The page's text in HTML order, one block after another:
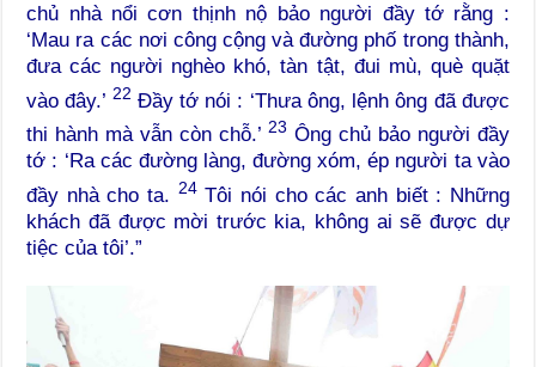
chủ nhà nổi cơn thịnh nộ bảo người đầy tớ rằng :
‘Mau ra các nơi công cộng và đường phố trong thành,
đưa các người nghèo khó, tàn tật, đui mù, què quặt
vào đây.’ 22 Đầy tớ nói : ‘Thưa ông, lệnh ông đã được
thi hành mà vẫn còn chỗ.’ 23 Ông chủ bảo người đầy
tớ : ‘Ra các đường làng, đường xóm, ép người ta vào
đầy nhà cho ta. 24Tôi nói cho các anh biết : Những
khách đã được mời trước kia, không ai sẽ được dự
tiệc của tôi’.”